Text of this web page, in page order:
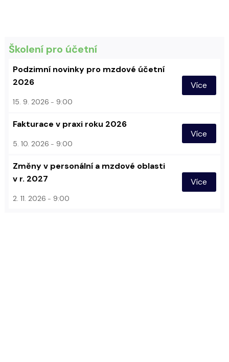
Školení pro účetní
Podzimní novinky pro mzdové účetní
2026
15. 9. 2026 9:00
Více
Fakturace v praxi roku 2026
5. 10. 2026 9:00
Více
Změny v personální a mzdové oblasti
v r. 2027
2. 11. 2026 9:00
Více